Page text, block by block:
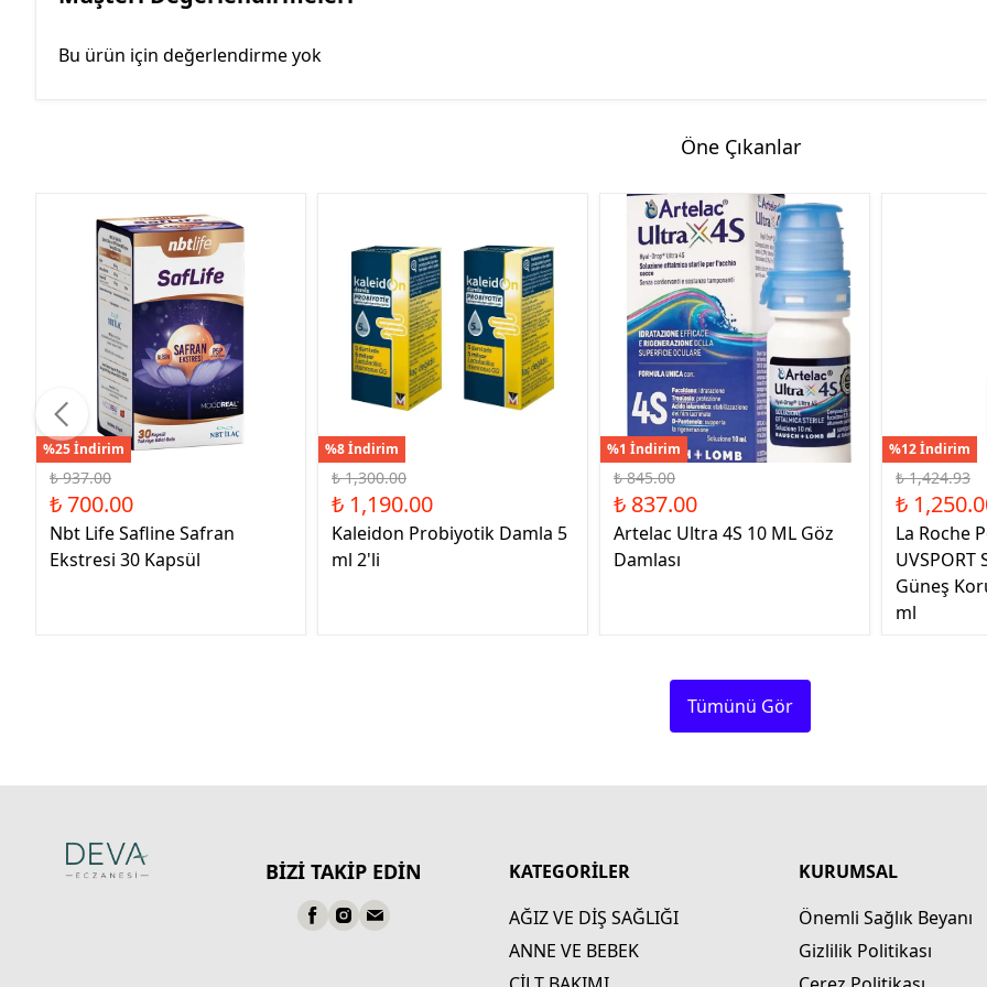
Bu ürün için değerlendirme yok
Öne Çıkanlar
%25 İndirim
₺ 937.00
₺ 700.00
Nbt Life Safline Safran
Ekstresi 30 Kapsül
%8 İndirim
₺ 1,300.00
₺ 1,190.00
Kaleidon Probiyotik Damla 5
ml 2'li
%1 İndirim
₺ 845.00
₺ 837.00
Artelac Ultra 4S 10 ML Göz
Damlası
%12 İndirim
₺ 1,424.93
₺
La Roche
UVSPORT
Güneş
ml
Tümünü Gör
BİZİ TAKİP EDİN
KATEGORİLER
AĞIZ VE DİŞ SAĞLIĞI
ANNE VE BEBEK
KURUMSAL
Önemli Sağlık Beyanı
Gizlilik Politikası